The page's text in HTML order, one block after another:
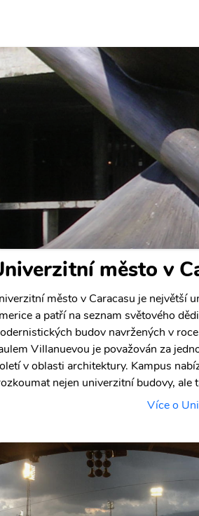
město v
město v Caracasu je největší
a patří na seznam světového
budov navržených v
Villanuevou je považován za
v oblasti architektury. Kampus
nejen univerzitní budovy, ale
Více o